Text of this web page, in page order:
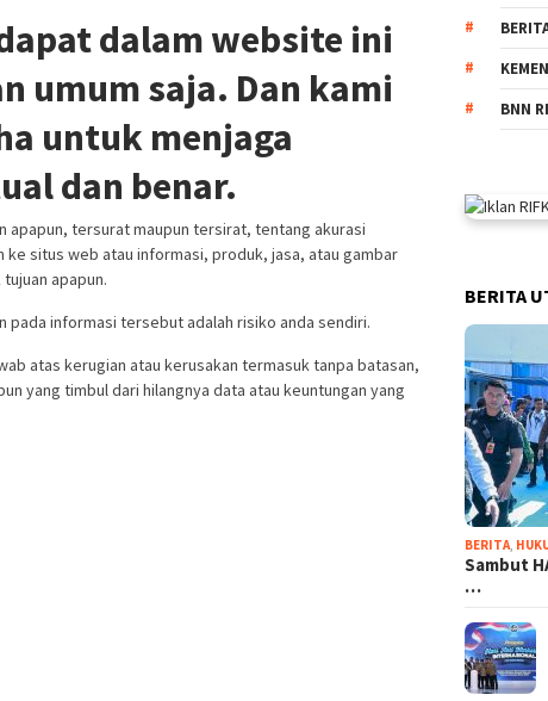
dalam website ini
umum saja. Dan kami
untuk menjaga
dan benar.
apapun, tersurat maupun tersirat, tentang akurasi
situs web atau informasi, produk, jasa, atau gambar
apapun.
informasi tersebut adalah risiko anda sendiri.
atas kerugian atau kerusakan termasuk tanpa batasan,
yang timbul dari hilangnya data atau keuntungan yang
BNN RI
BERITA
BERITA,
Sambut
…